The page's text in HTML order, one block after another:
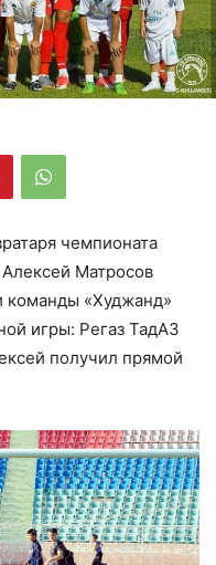
чемпионата
Матросов
команды «Худжанд»
игры: Регаз ТадАЗ
получил прямой